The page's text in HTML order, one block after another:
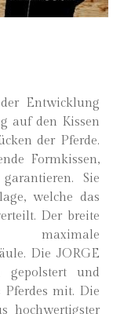
Entwicklung
auf den Kissen
der Pferde.
Formkissen,
Sie
welche das
Der breite
maximale
Die JORGE
gepolstert und
Pferdes mit. Die
hochwertigster